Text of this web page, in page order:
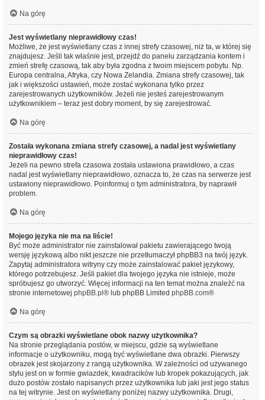
Na górę
Jest wyświetlany nieprawidłowy czas!
Możliwe, że jest wyświetlany czas z innej strefy czasowej, niż ta, w której się
znajdujesz. Jeśli tak właśnie jest, przejdź do panelu zarządzania kontem i
zmień strefę czasową, tak aby była zgodna z twoim miejscem pobytu. Np.
Europa centralna, Afryka, czy Nowa Zelandia. Zmiana strefy czasowej, tak
jak i większości ustawień, może zostać wykonana tylko przez
zarejestrowanych użytkowników. Jeżeli nie jesteś zarejestrowanym
użytkownikiem – teraz jest dobry moment, by się zarejestrować.
Na górę
Została wykonana zmiana strefy czasowej, a nadal jest wyświetlany
nieprawidłowy czas!
Jeżeli na pewno strefa czasowa została ustawiona prawidłowo, a czas
nadal jest wyświetlany nieprawidłowo, oznacza to, że czas na serwerze jest
ustawiony nieprawidłowo. Poinformuj o tym administratora, by naprawił
problem.
Na górę
Mojego języka nie ma na liście!
Być może administrator nie zainstalował pakietu zawierającego twoją
wersję językową albo nikt jeszcze nie przetłumaczył phpBB3 na twój język.
Zapytaj administratora witryny czy może zainstalować pakiet językowy,
którego potrzebujesz. Jeśli pakiet dla twojego języka nie istnieje, może
spróbujesz go utworzyć. Więcej informacji na ten temat można znaleźć na
stronie internetowej phpBB.pl ® lub phpBB Limited phpBB.com®
Na górę
Czym są obrazki wyświetlane obok nazwy użytkownika?
Na stronie przeglądania postów, w miejscu, gdzie są wyświetlane
informacje o użytkowniku, mogą być wyświetlane dwa obrazki. Pierwszy
obrazek jest skojarzony z rangą użytkownika. W zależności od używanego
stylu jest on w formie gwiazdek, kwadracików lub kropek pokazujących, jak
dużo postów zostało napisanych przez użytkownika lub jaki jest jego status
na tej witrynie. Jest on wyświetlany poniżej nazwy użytkownika. Drugi,